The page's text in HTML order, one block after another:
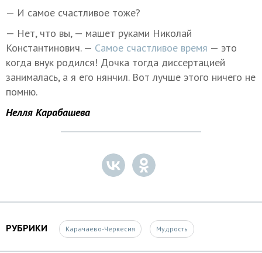
— И самое счастливое тоже?
— Нет, что вы, — машет руками Николай
Константинович. — Самое счастливое время — это
когда внук родился! Дочка тогда диссертацией
занималась, а я его нянчил. Вот лучше этого ничего не
помню.
Нелля Карабашева
РУБРИКИ Карачаево-Черкесия Мудрость